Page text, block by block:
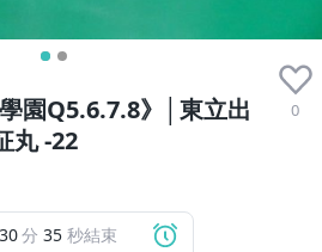
園Q5.6.7.8》│東立出
丸 -22
0
30分 34 秒結束